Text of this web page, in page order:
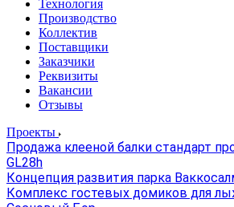
Технология
Производство
Коллектив
Поставщики
Заказчики
Реквизиты
Вакансии
Отзывы
Проекты
Продажа клееной балки стандарт
GL28h
Концепция развития парка
Комплекс гостевых домиков для